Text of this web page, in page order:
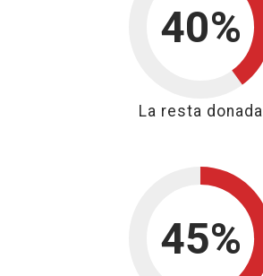
40%
40% per
La resta donada
45%